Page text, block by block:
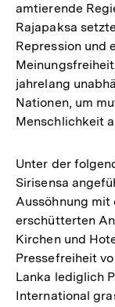
amtierende
Rajapaksa
Repression und
jahrelang
Nationen, um
Menschlichkeit
Unter der
Sirisensa
Aussöhnung mit
erschütterten
Kirchen und
Pressefreiheit
Lanka lediglich
International